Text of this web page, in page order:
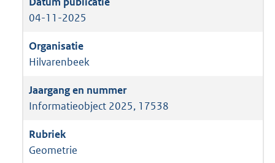
04-11-2025
Hilvarenbeek
Informatieobject 2025, 17538
Geometrie